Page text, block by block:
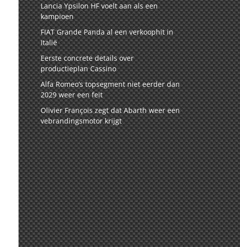
Lancia Ypsilon HF voelt aan als een
kampioen
FIAT Grande Panda al een verkoophit in
Italië
Eerste concrete details over
productieplan Cassino
Alfa Romeo’s topsegment niet eerder dan
2029 weer een feit
Olivier François zegt dat Abarth weer een
vebrandingsmotor krijgt